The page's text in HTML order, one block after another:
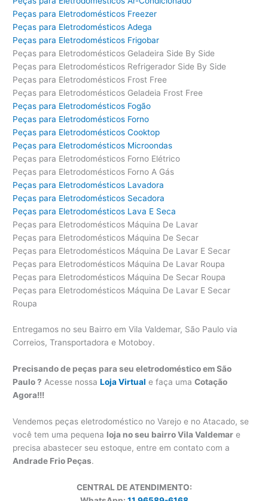
Peças para Eletrodomésticos Freezer
Peças para Eletrodomésticos Adega
Peças para Eletrodomésticos Frigobar
Peças para Eletrodomésticos Geladeira Side By Side
Peças para Eletrodomésticos Refrigerador Side By Side
Peças para Eletrodomésticos Frost Free
Peças para Eletrodomésticos Geladeia Frost Free
Peças para Eletrodomésticos Fogão
Peças para Eletrodomésticos Forno
Peças para Eletrodomésticos Cooktop
Peças para Eletrodomésticos Microondas
Peças para Eletrodomésticos Forno Elétrico
Peças para Eletrodomésticos Forno A Gás
Peças para Eletrodomésticos Lavadora
Peças para Eletrodomésticos Secadora
Peças para Eletrodomésticos Lava E Seca
Peças para Eletrodomésticos Máquina De Lavar
Peças para Eletrodomésticos Máquina De Secar
Peças para Eletrodomésticos Máquina De Lavar E Secar
Peças para Eletrodomésticos Máquina De Lavar Roupa
Peças para Eletrodomésticos Máquina De Secar Roupa
Peças para Eletrodomésticos Máquina De Lavar E Secar
Roupa
Entregamos no seu Bairro em Vila Valdemar, São Paulo via
Correios, Transportadora e Motoboy.
Precisando de peças para seu eletrodoméstico em São
Paulo ? Acesse nossaLoja Virtual e faça umaCotação
Agora!!!
Vendemos peças eletrodoméstico no Varejo e no Atacado, se
você tem uma pequena loja no seu bairro Vila Valdemar e
precisa abastecer seu estoque, entre em contato com a
Andrade Frio Peças.
CENTRAL DE ATENDIMENTO: